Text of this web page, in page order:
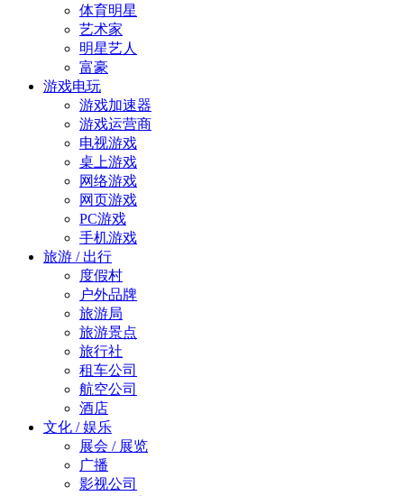
体育明星
艺术家
明星艺人
富豪
游戏电玩
游戏加速器
游戏运营商
电视游戏
桌上游戏
网络游戏
网页游戏
PC游戏
手机游戏
旅游 / 出行
度假村
户外品牌
旅游局
旅游景点
旅行社
租车公司
航空公司
酒店
文化 / 娱乐
展会 / 展览
广播
影视公司